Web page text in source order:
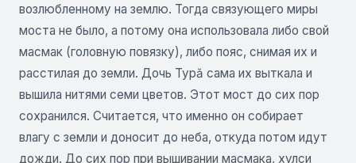
возлюбленному на землю. Тогда связующего миры
моста не было, а потому она использовала либо свой
масмак (головную повязку), либо пояс, снимая их и
расстилая до земли. Дочь Турă сама их выткала и
вышила нитями семи цветов. Этот мост до сих пор
сохранился. Считается, что именно он собирает
влагу с земли и доносит до неба, откуда потом идут
дожди. До сих пор при вышивании масмака, хулçи